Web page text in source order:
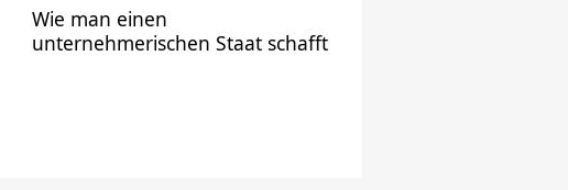
Wie man einen
unternehmerischen Staat schafft